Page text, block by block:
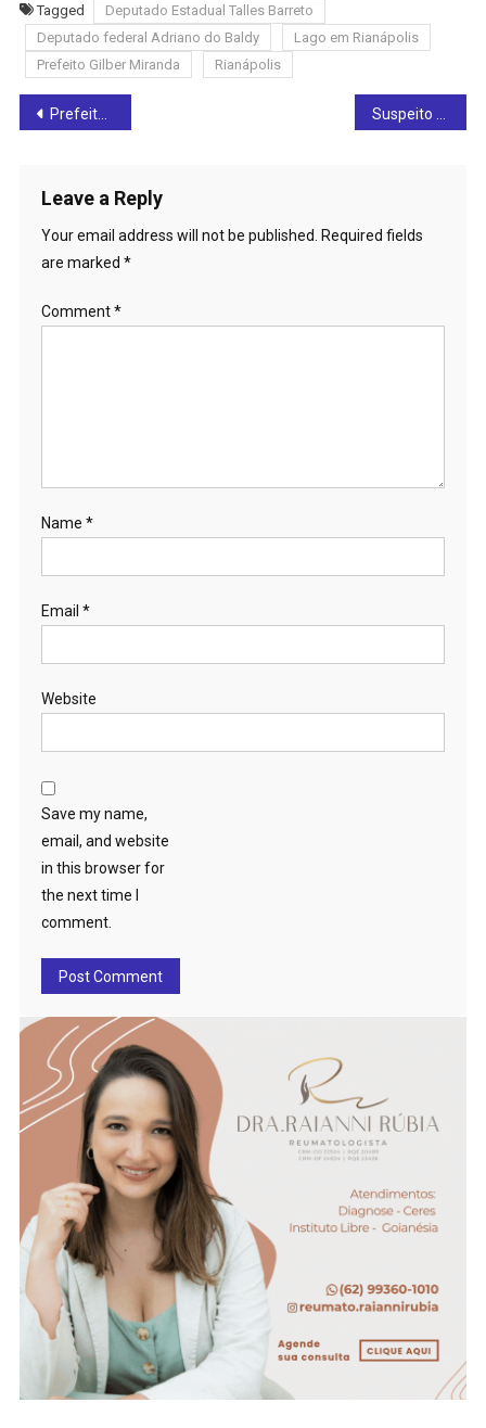
Tagged
Deputado Estadual Talles Barreto
Deputado federal Adriano do Baldy
Lago em Rianápolis
Prefeito Gilber Miranda
Rianápolis
Post
Prefeitura de Rialma anuncia medidas judiciais para recuperar área do Clube da Tele Goiás
Leave a Reply
Your email address will not be published.
Required fields
are marked *
Comment*
Name *
Email *
Website
Save my name,
email, and website
in this browser for
the next time I
comment.